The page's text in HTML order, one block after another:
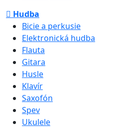
Hudba
Bicie a perkusie
Elektronická hudba
Flauta
Gitara
Husle
Klavír
Saxofón
Spev
Ukulele